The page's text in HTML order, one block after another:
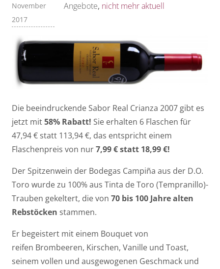
November
2017
Angebote, nicht mehr aktuell
Die beeindruckende Sabor Real Crianza 2007 gibt es
jetzt mit58% Rabatt! Sie erhalten 6 Flaschen für
47,94 € statt 113,94 €, das entspricht einem
Flaschenpreis von nur7,99 € statt 18,99 €!
Der Spitzenwein der Bodegas Campiña aus der D.O.
Toro wurde zu 100% aus Tinta de Toro (Tempranillo)-
Trauben gekeltert, die von 70 bis 100 Jahre alten
Rebstöcken stammen.
Er begeistert mit einem Bouquet von
reifen Brombeeren, Kirschen, Vanille und Toast,
seinem vollen und ausgewogenen Geschmack und